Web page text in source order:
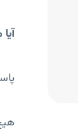
هیچ